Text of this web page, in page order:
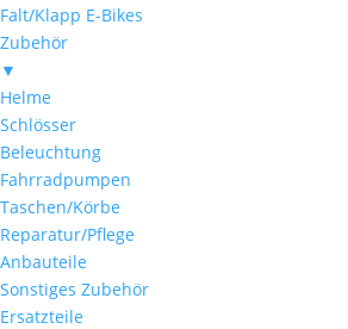
Falt/Klapp E-Bikes
Zubehör
▼
Helme
Schlösser
Beleuchtung
Fahrradpumpen
Taschen/Körbe
Reparatur/Pflege
Anbauteile
Sonstiges Zubehör
Ersatzteile